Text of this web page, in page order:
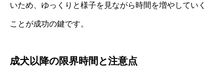
いため、ゆっくりと様子を見ながら時間を増やしていく
ことが成功の鍵です。
成犬以降の限界時間と注意点